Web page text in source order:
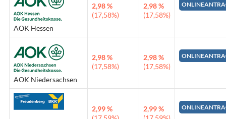
AOK Hessen
2,98 %
(17,58%)
2,98 %
(17,58%)
AOK Niedersachsen
2,98 %
(17,58%)
2,98 %
(17,58%)
2,99 %
2,99 %